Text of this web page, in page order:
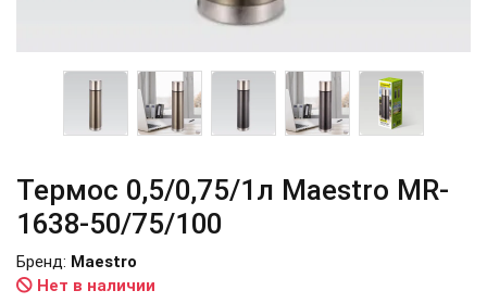
Термос 0,5/0,75/1л Maestro MR-
1638-50/75/100
Нет в наличии
Бренд: Maestro